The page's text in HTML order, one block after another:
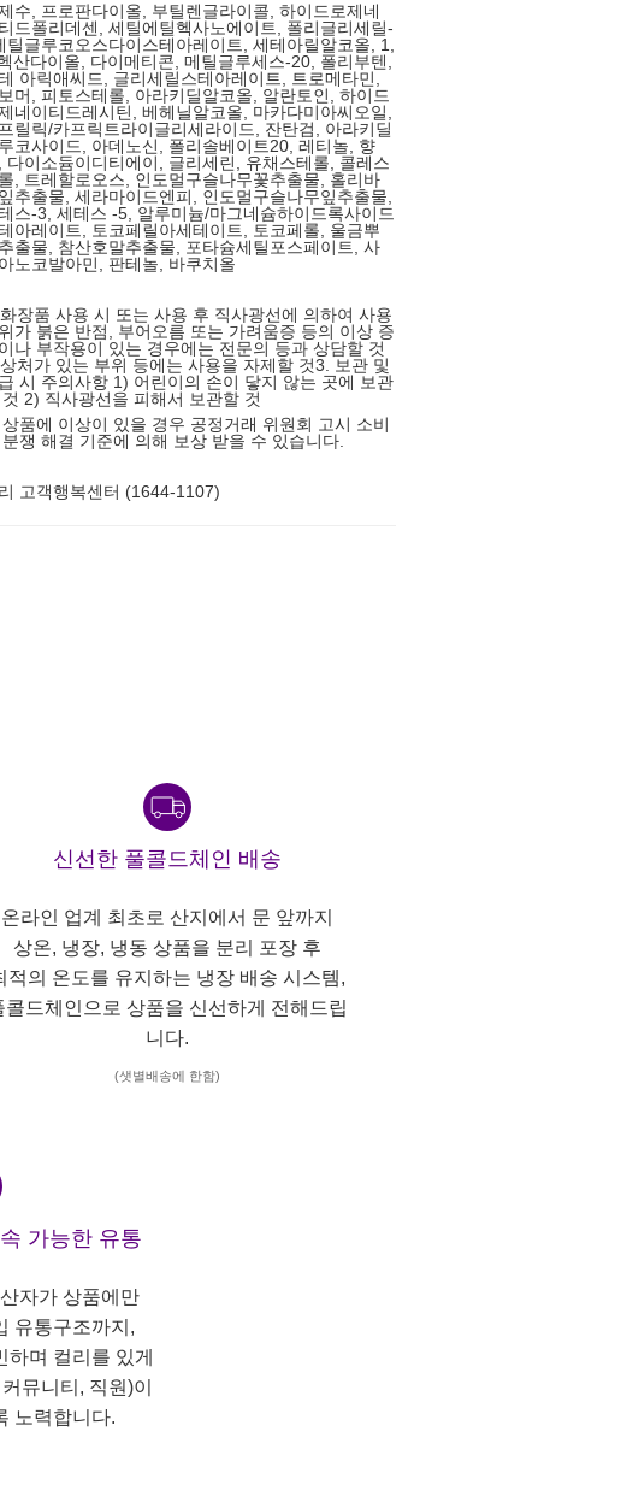
수, 프로판다이올, 부틸렌글라이콜, 하이드로제네
드폴리데센, 세틸에틸헥사노에이트, 폴리글리세릴-
틸글루코오스다이스테아레이트, 세테아릴알코올, 1,
산다이올, 다이메티콘, 메틸글루세스-20, 폴리부텐,
아릭애씨드, 글리세릴스테아레이트, 트로메타민,
머, 피토스테롤, 아라키딜알코올, 알란토인, 하이드
네이티드레시틴, 베헤닐알코올, 마카다미아씨오일,
릴릭/카프릭트라이글리세라이드, 잔탄검, 아라키딜
코사이드, 아데노신, 폴리솔베이트20, 레티놀, 향
다이소듐이디티에이, 글리세린, 유채스테롤, 콜레스
, 트레할로오스, 인도멀구슬나무꽃추출물, 홀리바
추출물, 세라마이드엔피, 인도멀구슬나무잎추출물,
스-3, 세테스 -5, 알루미늄/마그네슘하이드록사이드
아레이트, 토코페릴아세테이트, 토코페롤, 울금뿌
출물, 참산호말추출물, 포타슘세틸포스페이트, 사
노코발아민, 판테놀, 바쿠치올
장품 사용 시 또는 사용 후 직사광선에 의하여 사용
가 붉은 반점, 부어오름 또는 가려움증 등의 이상 증
나 부작용이 있는 경우에는 전문의 등과 상담할 것
처가 있는 부위 등에는 사용을 자제할 것3. 보관 및
시 주의사항 1) 어린이의 손이 닿지 않는 곳에 보관
것 2) 직사광선을 피해서 보관할 것
상품에 이상이 있을 경우 공정거래 위원회 고시 소비
분쟁 해결 기준에 의해 보상 받을 수 있습니다.
고객행복센터 (1644-1107)
신선한 풀콜드체인 배송
온라인 업계 최초로 산지에서 문 앞까지
상온, 냉장, 냉동 상품을 분리 포장 후
적의 온도를 유지하는 냉장 배송 시스템,
콜드체인으로 상품을 신선하게 전해드립
니다.
(샛별배송에 한함)
가능한 유통
자가 상품에만
유통구조까지,
하며 컬리를 있게
뮤니티, 직원)이
노력합니다.